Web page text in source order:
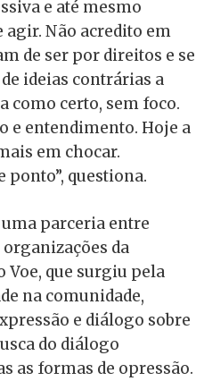
e até mesmo
agir. Não acredito em
de ser por direitos e se
ideias contrárias a
como certo, sem foco.
e entendimento. Hoje a
em chocar.
questiona.
uma parceria entre
da
Voe, que surgiu pela
na comunidade,
e diálogo sobre
do diálogo
as formas de opressão.